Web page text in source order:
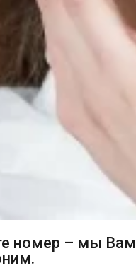
номер – мы Вам